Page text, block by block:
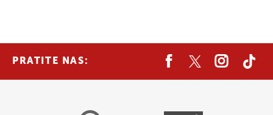
PRATITE NAS: